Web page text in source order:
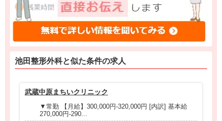
池田整形外科と似た条件の求人
武蔵中原まちいクリニック
▼常勤 【月給】300,000円-320,000円 [内訳] 基本給
270,000円‐290...